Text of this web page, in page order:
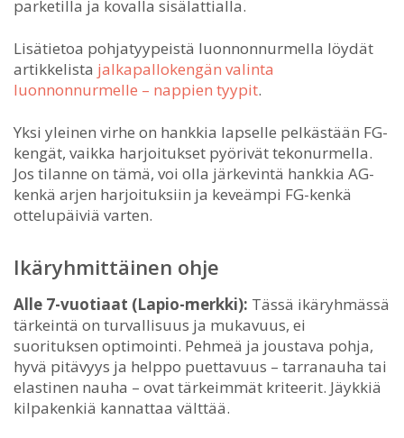
parketilla ja kovalla sisälattialla.
Lisätietoa pohjatyypeistä luonnonnurmella löydät
artikkelista jalkapallokengän valinta
luonnonnurmelle – nappien tyypit.
Yksi yleinen virhe on hankkia lapselle pelkästään FG-
kengät, vaikka harjoitukset pyörivät tekonurmella.
Jos tilanne on tämä, voi olla järkevintä hankkia AG-
kenkä arjen harjoituksiin ja keveämpi FG-kenkä
ottelupäiviä varten.
Ikäryhmittäinen ohje
Alle 7-vuotiaat (Lapio-merkki): Tässä ikäryhmässä
tärkeintä on turvallisuus ja mukavuus, ei
suorituksen optimointi. Pehmeä ja joustava pohja,
hyvä pitävyys ja helppo puettavuus – tarranauha tai
elastinen nauha – ovat tärkeimmät kriteerit. Jäykkiä
kilpakenkiä kannattaa välttää.